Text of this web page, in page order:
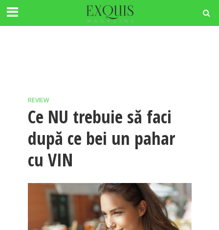
REVIEW
Ce NU trebuie să faci
după ce bei un pahar
cu VIN